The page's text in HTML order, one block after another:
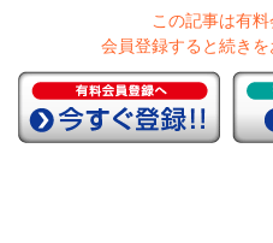
この記事は有料
会員登録すると続きを